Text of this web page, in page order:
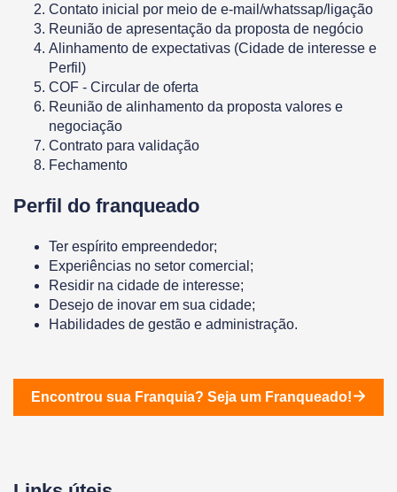
Contato inicial por meio de e-mail/whatssap/ligação
Reunião de apresentação da proposta de negócio
Alinhamento de expectativas (Cidade de interesse e
Perfil)
COF - Circular de oferta
Reunião de alinhamento da proposta valores e
negociação
Contrato para validação
Fechamento
Perfil do franqueado
Ter espírito empreendedor;
Experiências no setor comercial;
Residir na cidade de interesse;
Desejo de inovar em sua cidade;
Habilidades de gestão e administração.
Encontrou sua Franquia? Seja um Franqueado!